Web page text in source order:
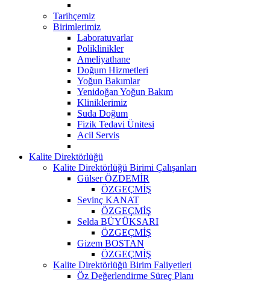
Tarihçemiz
Birimlerimiz
Laboratuvarlar
Poliklinikler
Ameliyathane
Doğum Hizmetleri
Yoğun Bakımlar
Yenidoğan Yoğun Bakım
Kliniklerimiz
Suda Doğum
Fizik Tedavi Ünitesi
Acil Servis
Kalite Direktörlüğü
Kalite Direktörlüğü Birimi Çalışanları
Gülser ÖZDEMİR
ÖZGEÇMİŞ
Sevinç KANAT
ÖZGEÇMİŞ
Selda BÜYÜKSARI
ÖZGEÇMİŞ
Gizem BOSTAN
ÖZGEÇMİŞ
Kalite Direktörlüğü Birim Faliyetleri
Öz Değerlendirme Süreç Planı